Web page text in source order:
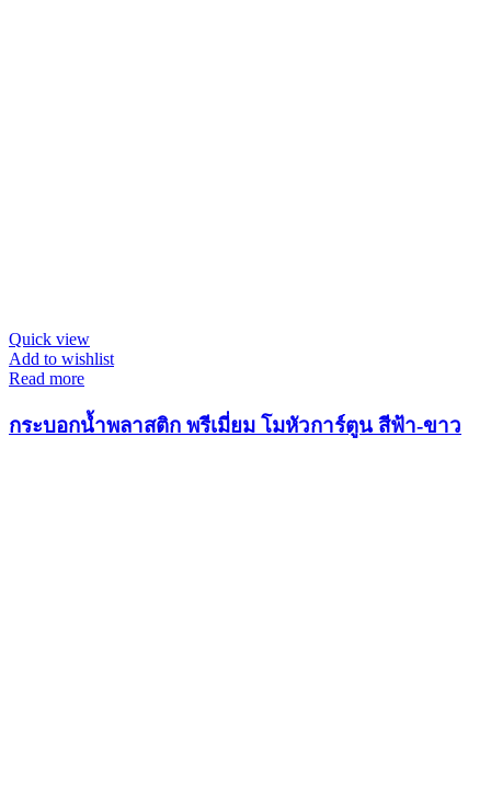
Quick view
Add to wishlist
Read more
กระบอกน้ำพลาสติก พรีเมี่ยม โมหัวการ์ตูน สีฟ้า-ขาว